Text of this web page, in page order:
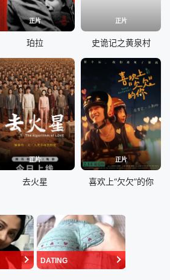
正片
珀拉
正片
史诡记之黄泉村
正片
去火星
正片
喜欢上“欠欠”的你
DATING